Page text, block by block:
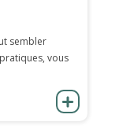
sembler
vous